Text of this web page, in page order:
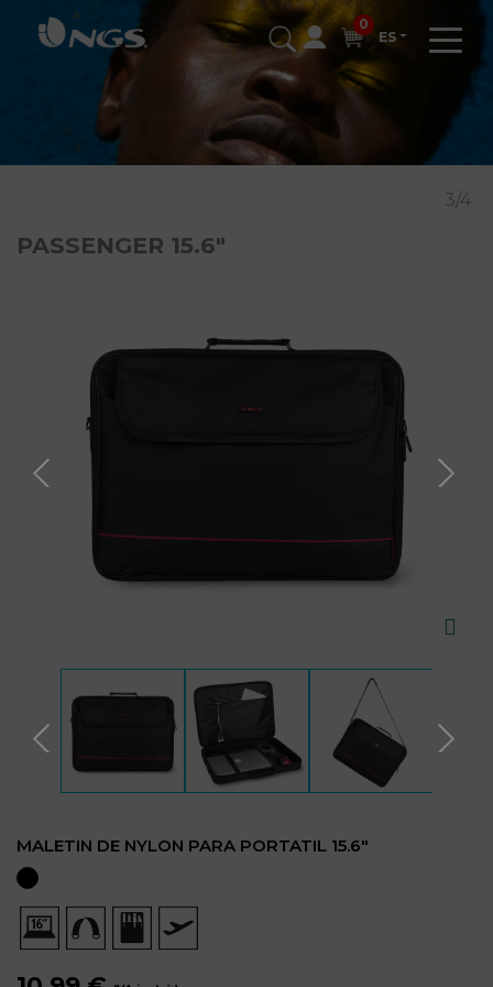
0
ES
3/4
PASSENGER 15.6"
MALETIN DE NYLON PARA PORTATIL 15.6"